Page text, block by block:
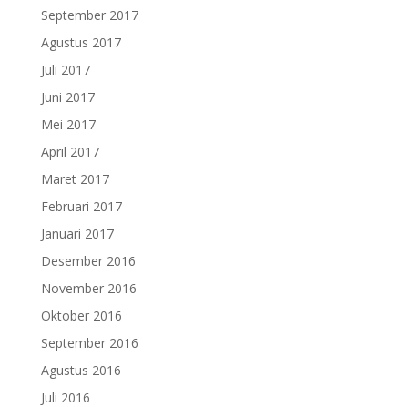
September 2017
Agustus 2017
Juli 2017
Juni 2017
Mei 2017
April 2017
Maret 2017
Februari 2017
Januari 2017
Desember 2016
November 2016
Oktober 2016
September 2016
Agustus 2016
Juli 2016